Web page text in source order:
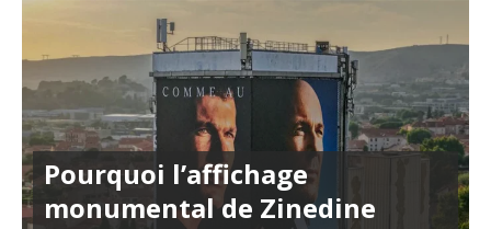
Pourquoi l’affichage
monumental de Zinedine